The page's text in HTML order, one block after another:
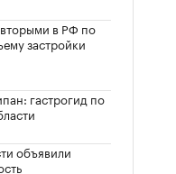
в РФ по
застройки
гастрогид по
объявили